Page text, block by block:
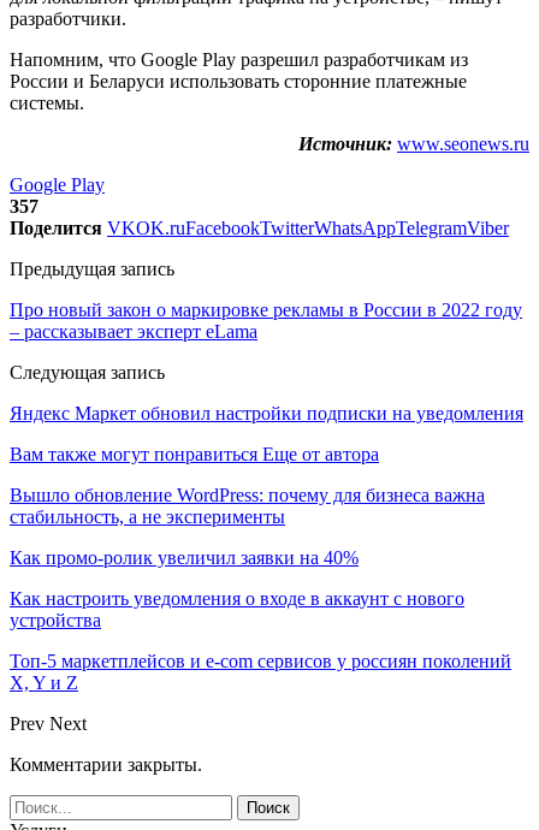
разработчики.
Напомним, что Google Play разрешил разработчикам из
России и Беларуси использовать сторонние платежные
системы.
Источник: www.seonews.ru
Google Play
357
Поделится VKOK.ruFacebookTwitterWhatsAppTelegramViber
Предыдущая запись
Про новый закон о маркировке рекламы в России в 2022 году
– рассказывает эксперт eLama
Следующая запись
Яндекс Маркет обновил настройки подписки на уведомления
Вам также могут понравиться Еще от автора
Вышло обновление WordPress: почему для бизнеса важна
стабильность, а не эксперименты
Как промо-ролик увеличил заявки на 40%
Как настроить уведомления о входе в аккаунт с нового
устройства
Топ-5 маркетплейсов и e-com сервисов у россиян поколений
X, Y и Z
Prev Next
Комментарии закрыты.